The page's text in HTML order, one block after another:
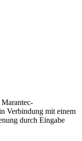
Verbindung mit einem
durch Eingabe